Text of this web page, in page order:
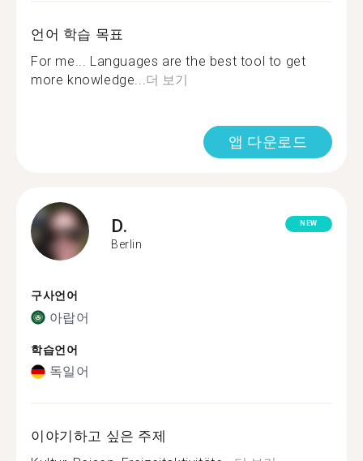
언어 학습 목표
For me... Languages are the best tool to get
more knowledge...더 보기
앱 다운로드
D.
Berlin
NEW
구사언어
아랍어
학습언어
독일어
이야기하고 싶은 주제